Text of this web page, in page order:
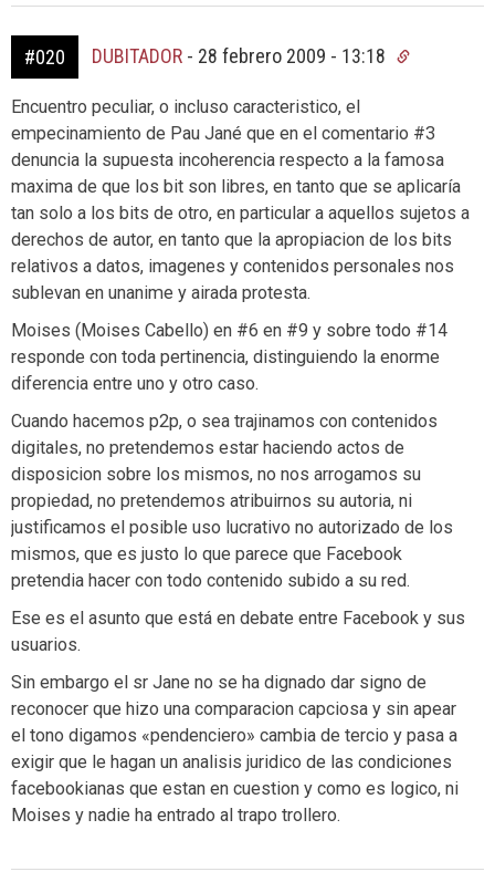
#020 DUBITADOR - 28 febrero 2009 - 13:18
Encuentro peculiar, o incluso caracteristico, el
empecinamiento de Pau Jané que en el comentario #3
denuncia la supuesta incoherencia respecto a la famosa
maxima de que los bit son libres, en tanto que se aplicaría
tan solo a los bits de otro, en particular a aquellos sujetos a
derechos de autor, en tanto que la apropiacion de los bits
relativos a datos, imagenes y contenidos personales nos
sublevan en unanime y airada protesta.
Moises (Moises Cabello) en #6 en #9 y sobre todo #14
responde con toda pertinencia, distinguiendo la enorme
diferencia entre uno y otro caso.
Cuando hacemos p2p, o sea trajinamos con contenidos
digitales, no pretendemos estar haciendo actos de
disposicion sobre los mismos, no nos arrogamos su
propiedad, no pretendemos atribuirnos su autoria, ni
justificamos el posible uso lucrativo no autorizado de los
mismos, que es justo lo que parece que Facebook
pretendia hacer con todo contenido subido a su red.
Ese es el asunto que está en debate entre Facebook y sus
usuarios.
Sin embargo el sr Jane no se ha dignado dar signo de
reconocer que hizo una comparacion capciosa y sin apear
el tono digamos «pendenciero» cambia de tercio y pasa a
exigir que le hagan un analisis juridico de las condiciones
facebookianas que estan en cuestion y como es logico, ni
Moises y nadie ha entrado al trapo trollero.